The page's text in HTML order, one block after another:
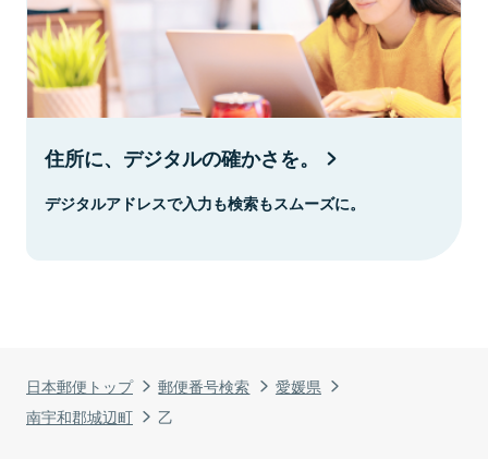
日本郵便トップ 郵便番号検索
愛媛県
南宇和郡城辺町
乙
住所に、デジタルの確かさを。
デジタルアドレスで入力も検索もスムーズに。